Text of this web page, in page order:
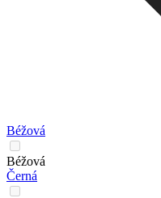
Béžová
Béžová
Černá